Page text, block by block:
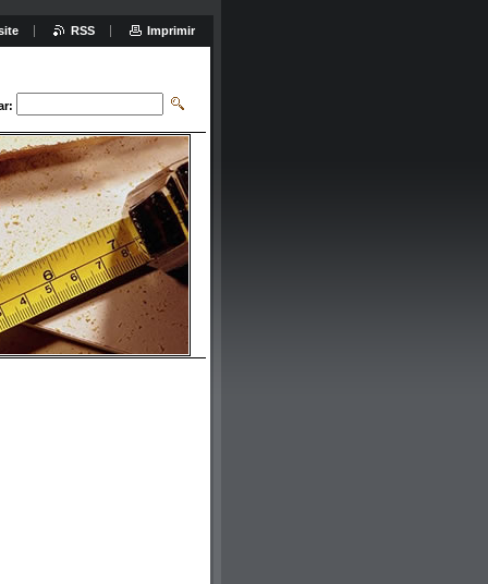
RSS Imprimir